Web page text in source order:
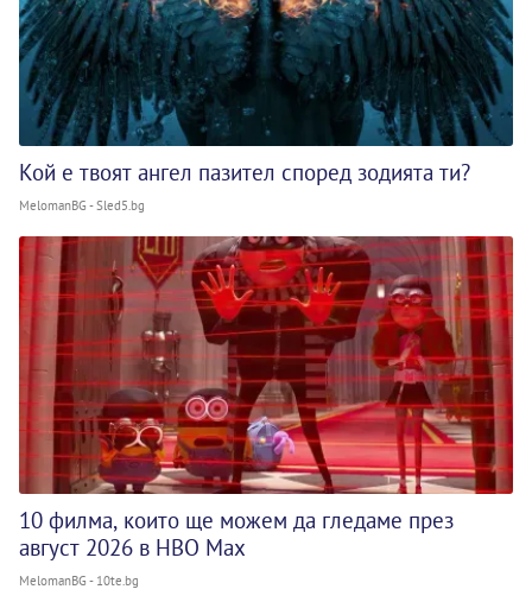
Кой е твоят ангел пазител според зодията ти?
MelomanBG - Sled5.bg
10 филма, които ще можем да гледаме през
август 2026 в HBO Max
MelomanBG - 10te.bg